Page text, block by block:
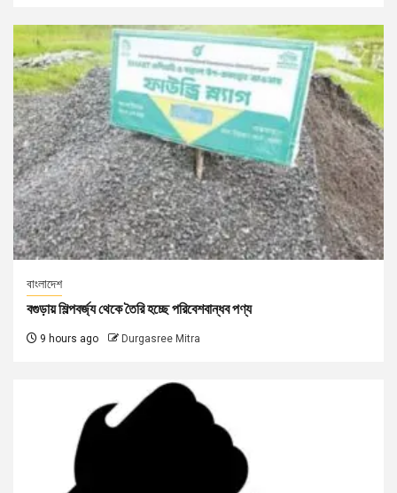
বাংলাদেশ
বগুড়ায় শিল্পবর্জ্য থেকে তৈরি হচ্ছে পরিবেশবান্ধব পণ্য
9 hours ago Durgasree Mitra